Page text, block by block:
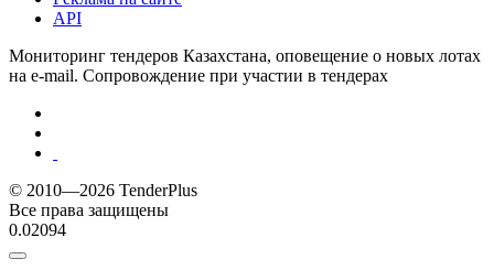
API
Мониторинг тендеров Казахстана, оповещение о новых лотах
на e-mail. Сопровождение при участии в тендерах
© 2010—2026 TenderPlus
Все права защищены
0.02094